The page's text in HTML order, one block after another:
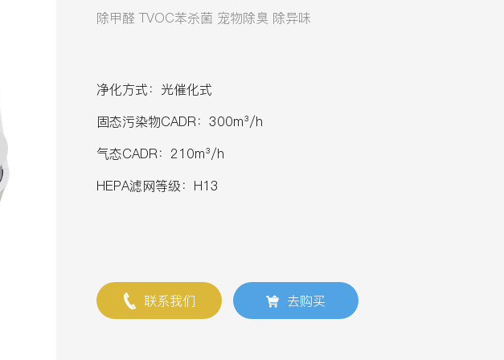
除甲醛 TVOC苯杀菌 宠物除臭 除异味
净化方式：光催化式
固态污染物CADR：300m³/h
气态CADR：210m³/h
HEPA滤网等级：H13
联系我们 去购买